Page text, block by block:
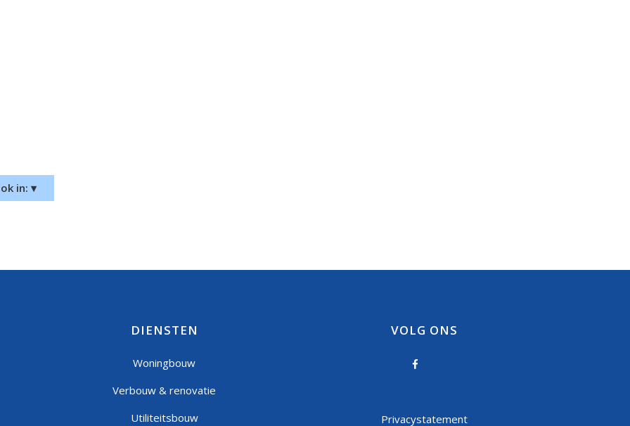
in: ▾
DIENSTEN
Woningbouw
Verbouw & renovatie
Utiliteitsbouw
VOLG ONS
Privacystatement